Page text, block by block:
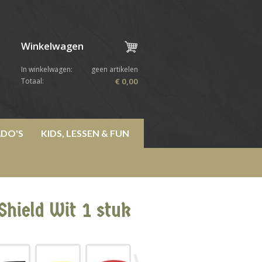
Winkelwagen
In winkelwagen:
geen artikelen
Totaal:
€ 0,00
KIDS, LESSEN & FUN
Wit 1 stuk